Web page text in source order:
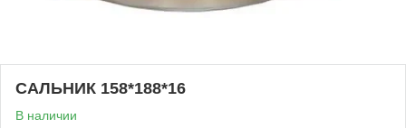
САЛЬНИК 158*188*16
В наличии